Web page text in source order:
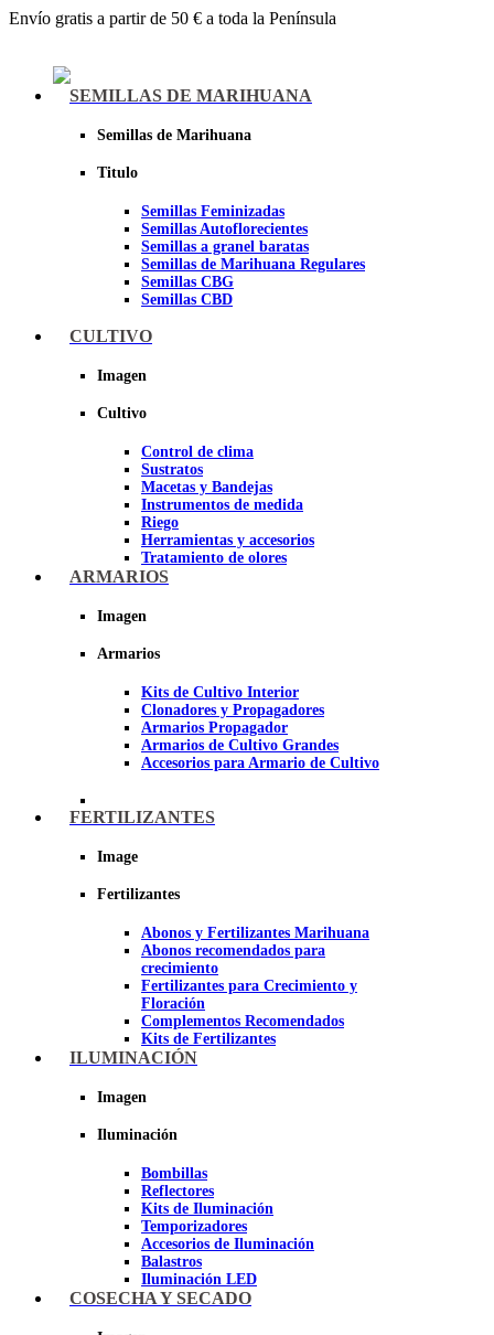
Envío gratis a partir de 50 € a toda la Península
SEMILLAS DE MARIHUANA
Semillas de Marihuana
Titulo
Semillas Feminizadas
Semillas Autoflorecientes
Semillas a granel baratas
Semillas de Marihuana Regulares
Semillas CBG
Semillas CBD
Sheer seeds
CULTIVO
Imagen
Cultivo
Control de clima
Sustratos
Macetas y Bandejas
Instrumentos de medida
Riego
Herramientas y accesorios
Tratamiento de olores
Insecticidas y fungicidas
Papel Reflectante para cultivo de
ARMARIOS
Imagen
Armarios
Kits de Cultivo Interior
Clonadores y Propagadores
Armarios Propagador
Armarios de Cultivo Grandes
Accesorios para Armario de Cultivo
FERTILIZANTES
Image
Fertilizantes
Abonos y Fertilizantes Marihuana
Abonos recomendados para
crecimiento
Fertilizantes para Crecimiento y
Floración
Complementos Recomendados
Kits de Fertilizantes
ILUMINACIÓN
Imagen
Iluminación
Bombillas
Reflectores
Kits de Iluminación
Temporizadores
Accesorios de Iluminación
Balastros
Iluminación LED
Iluminación LEC
COSECHA Y SECADO